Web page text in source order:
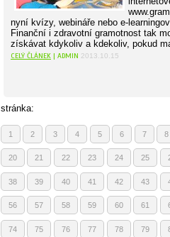
nyní kvízy, webináře nebo e-
Finanční i zdravotní gramotnost tak
získávat kdykoliv a kdekoliv, pokud
CELÝ ČLÁNEK | ADMIN 2013.10.15
stránka:
1 2 3 4 5 6 7 8
20 21 22 23 24 25
38 39 40 41 42 43
56 57 58 59 60 61
74 75 76 77 78 79